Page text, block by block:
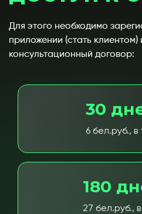
Для этого необходимо
приложении (стать
консультационный договор:
30
6 бел.руб.,
180
27 бел.руб.,